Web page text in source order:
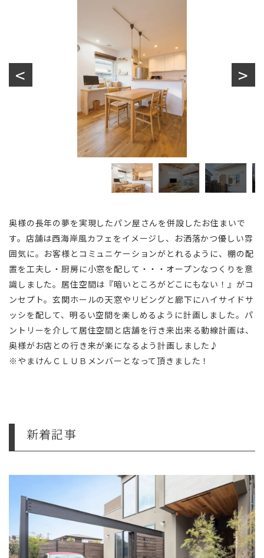
奥様の長年の夢を実現したパン屋さんを併設したお住まいで
す。店舗は西海岸風カフェをイメージし、お洒落かつ優しい雰
囲気に。お客様とコミュニケーションがとれるように、棚の配
置を工夫し・厨房に小窓を配して・・・オープンなつくりを意
識しました。居住空間は『暗いところがどこにもない！』がコ
ンセプト。玄関ホールの天窓やリビングと廊下にハイサイドサ
ッシを配して、明るい空間を楽しめるように計画しました。パ
ントリーを介して居住空間と店舗を行き来出来る動線計画は、
奥様がお店との行き来が楽になるよう計画しました♪
※やまけんＣＬＵＢメンバーとなって頂きました！
新着記事